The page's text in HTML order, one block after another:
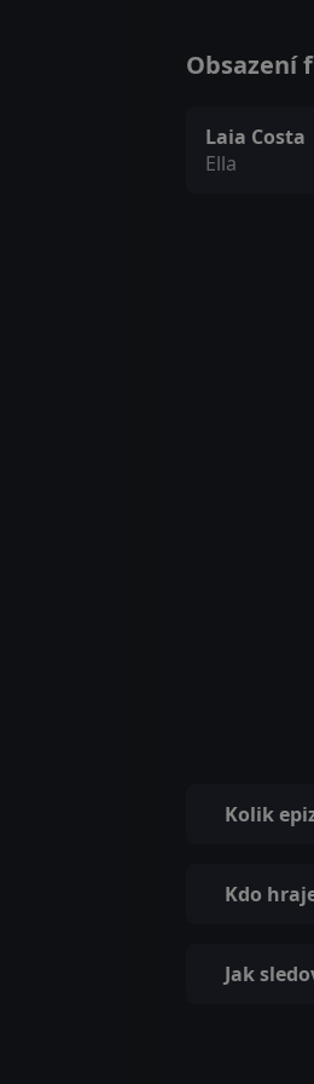
Obsazení
Laia Costa
Ella
Kolik
Kdo
Jak